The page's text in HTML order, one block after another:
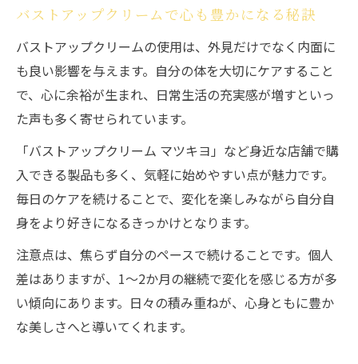
バストアップクリームで心も豊かになる秘訣
バストアップクリームの使用は、外見だけでなく内面に
も良い影響を与えます。自分の体を大切にケアすること
で、心に余裕が生まれ、日常生活の充実感が増すといっ
た声も多く寄せられています。
「バストアップクリーム マツキヨ」など身近な店舗で購
入できる製品も多く、気軽に始めやすい点が魅力です。
毎日のケアを続けることで、変化を楽しみながら自分自
身をより好きになるきっかけとなります。
注意点は、焦らず自分のペースで続けることです。個人
差はありますが、1～2か月の継続で変化を感じる方が多
い傾向にあります。日々の積み重ねが、心身ともに豊か
な美しさへと導いてくれます。